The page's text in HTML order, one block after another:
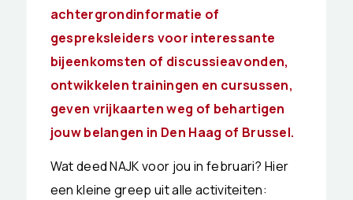
achtergrondinformatie of
gespreksleiders voor interessante
bijeenkomsten of discussieavonden,
ontwikkelen trainingen en cursussen,
geven vrijkaarten weg of behartigen
jouw belangen in Den Haag of Brussel.
Wat deed NAJK voor jou in februari? Hier
een kleine greep uit alle activiteiten: